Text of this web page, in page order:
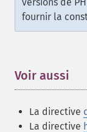
fournir la
Voir aussi
La directive
La directive